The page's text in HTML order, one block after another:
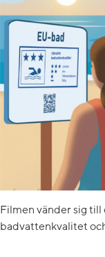
Filmen vänder sig till
badvattenkvalitet